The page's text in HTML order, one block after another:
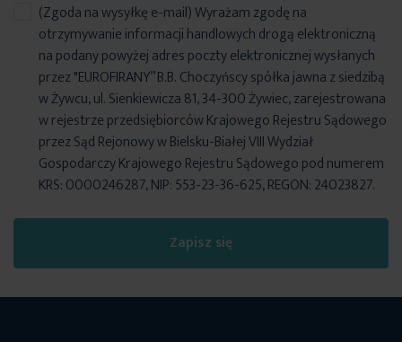
Zapisz się
(Zgoda na wysyłkę e-mail) Wyrażam zgodę na
otrzymywanie informacji handlowych drogą elektroniczną
na podany powyżej adres poczty elektronicznej wysłanych
przez "EUROFIRANY” B.B. Choczyńscy spółka jawna z siedzibą
w Żywcu, ul. Sienkiewicza 81, 34-300 Żywiec, zarejestrowana
w rejestrze przedsiębiorców Krajowego Rejestru Sądowego
przez Sąd Rejonowy w Bielsku-Białej VIII Wydział
Gospodarczy Krajowego Rejestru Sądowego pod numerem
KRS: 0000246287, NIP: 553-23-36-625, REGON: 24023827.